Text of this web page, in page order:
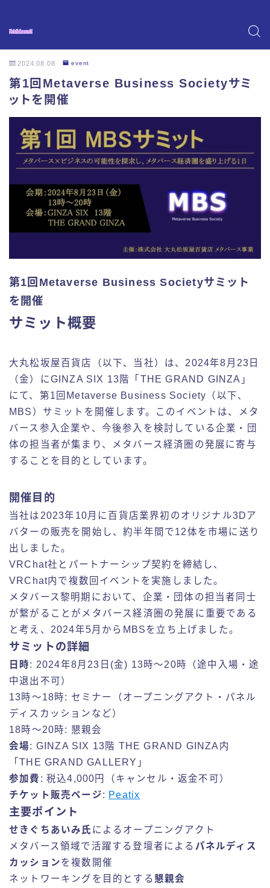
2024.08.08 event
第1回Metaverse Business Societyサミ
ットを開催
第1回Metaverse Business Societyサミット
を開催
サミット概要
大丸松坂屋百貨店（以下、当社）は、2024年8月23日
（金）にGINZA SIX 13階「THE GRAND GINZA」
にて、第1回Metaverse Business Society（以下、
MBS）サミットを開催します。このイベントは、メタ
バース参入企業や、今後参入を検討している企業・団
体の担当者が集まり、メタバース経済圏の発展に寄与
することを目的としています。
開催目的
当社は2023年10月に百貨店業界初のオリジナル3Dア
バターの販売を開始し、約半年間で12体を市場に送り
出しました。
VRChat社とパートナーシップ契約を締結し、
VRChat内で複数回イベントを実施しました。
メタバース黎明期において、企業・団体の担当者同士
が繋がることがメタバース経済圏の発展に重要である
と考え、2024年5月からMBSを立ち上げました。
サミットの詳細
日時: 2024年8月23日(金) 13時～20時（途中入場・途
中退出不可）
13時～18時: セミナー（オープニングアクト・パネル
ディスカッションなど）
18時～20時: 懇親会
会場: GINZA SIX 13階 THE GRAND GINZA内
「THE GRAND GALLERY」
参加費 : 税込4,000円（キャンセル・返金不可）
チケット販売ページ: Peatix
主要ポイント
せきぐちあいみ氏 によるオープニングアクト
メタバース領域で活躍する登壇者による パネルディス
カッションを複数開催
ネットワーキングを目的とする 懇親会